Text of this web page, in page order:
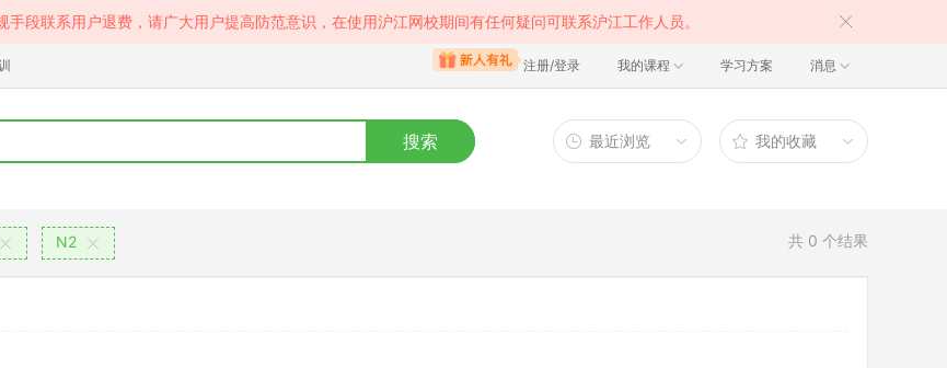
段联系用户退费，请广大用户提高防范意识，在使用沪江网校期间有任何疑问可联系沪江工作人员。
注册/登录 我的课程 学习方案 消息
搜索 最近浏览 我的收藏
N2 共 0 个结果